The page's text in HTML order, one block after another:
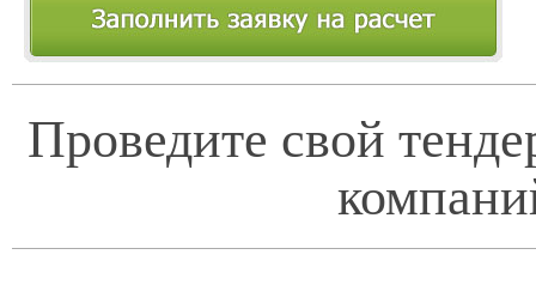
Проведите свой